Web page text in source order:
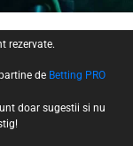
rezervate.
de Betting PRO
doar sugestii si nu